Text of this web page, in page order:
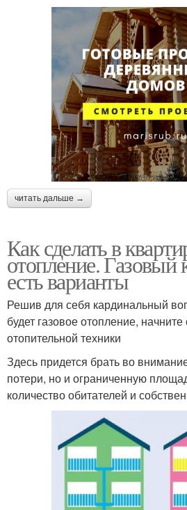
читать дальше →
Как сделать в
отопление. Газовый
есть варианты
Решив для себя кардинальный
будет газовое отопление,
отопительной техники
Здесь придется брать во
потери, но и ограниченную
количество обитателей и